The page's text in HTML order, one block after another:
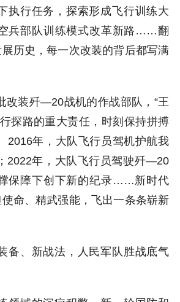
行任务，探索形成飞行训练大
兵部队训练模式改革新路……翻
展历史，每一次改装的背后都写满
装歼—20战机的作战部队，“王
探路的重大责任，时刻保持拼搏
2016年，大队飞行员驾机护航我
2022年，大队飞行员驾驶歼—20
保障下创下新的纪录……新时代
使命、精武强能，飞出一条条崭新
、新战法，人民军队胜战底气